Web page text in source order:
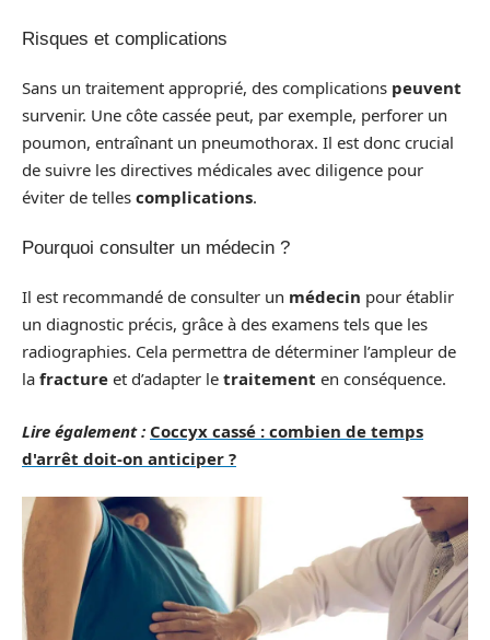
Risques et complications
Sans un traitement approprié, des complications peuvent
survenir. Une côte cassée peut, par exemple, perforer un
poumon, entraînant un pneumothorax. Il est donc crucial
de suivre les directives médicales avec diligence pour
éviter de telles complications.
Pourquoi consulter un médecin ?
Il est recommandé de consulter un médecin pour établir
un diagnostic précis, grâce à des examens tels que les
radiographies. Cela permettra de déterminer l’ampleur de
la fracture et d’adapter le traitement en conséquence.
Lire également : Coccyx cassé : combien de temps
d'arrêt doit-on anticiper ?